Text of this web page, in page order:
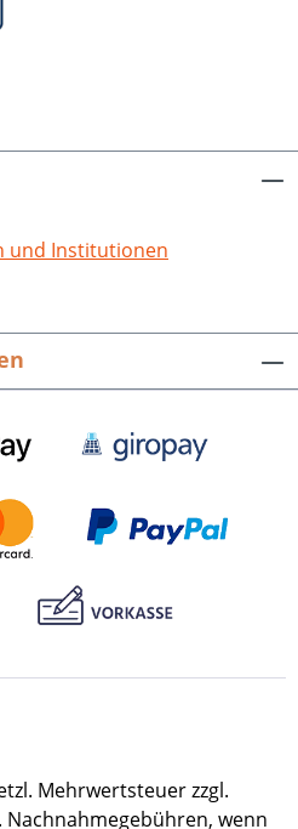
auf Pforzheimer
Karl Preisendanz:
und sein
Pforzheimer
Bd. 1Hrsg. von der
fester Einband.
Programm.ISBN
390-9. € 11,90
und Institutionen
Mehrwertsteuer zzgl.
Nachnahmegebühren, wenn